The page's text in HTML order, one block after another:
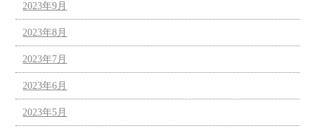
2023年9月
2023年8月
2023年7月
2023年6月
2023年5月